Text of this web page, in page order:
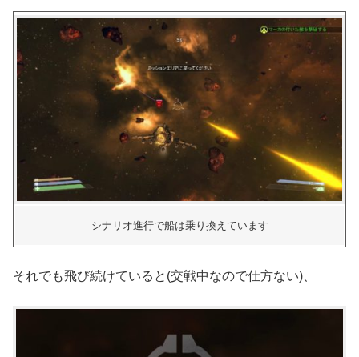
シナリオ進行で船は乗り換えています
それでも飛び続けていると(交戦中なので仕方ない)、